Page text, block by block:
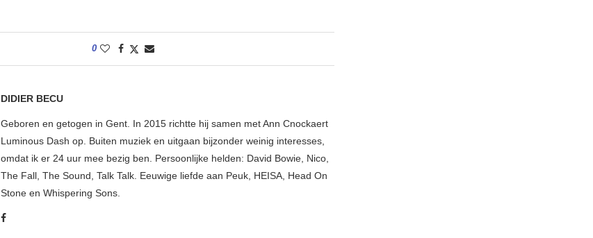
0
DIDIER BECU
Geboren en getogen in Gent. In 2015 richtte hij samen met Ann Cnockaert
Luminous Dash op. Buiten muziek en uitgaan bijzonder weinig interesses,
omdat ik er 24 uur mee bezig ben. Persoonlijke helden: David Bowie, Nico,
The Fall, The Sound, Talk Talk. Eeuwige liefde aan Peuk, HEISA, Head On
Stone en Whispering Sons.